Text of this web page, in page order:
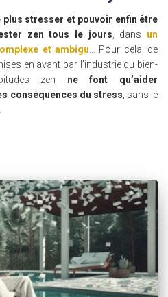
plus stresser et pouvoir enfin être
zen tous le jours , dans un
et ambigu … Pour cela, de
en avant par l’industrie du bien-
zen ne font qu’aider
conséquences du stress , sans le